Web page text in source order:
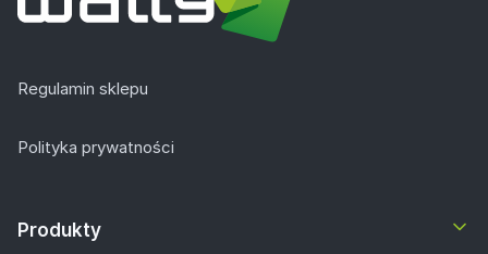
Regulamin sklepu
Polityka prywatności
Produkty